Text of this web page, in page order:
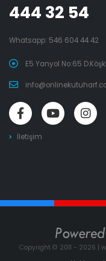
444 32 54
Whatsapp: 546 604 44 42
E5 Yanyol No:65
İletişim
Copyright © 2011 - 2026 |